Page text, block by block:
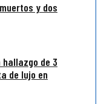
y dos
hallazgo de 3
de lujo en